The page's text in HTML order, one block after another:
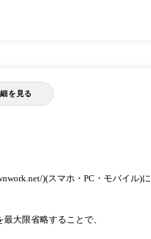
を見る
)(スマホ・PC・モバイル)に
大限省略することで、